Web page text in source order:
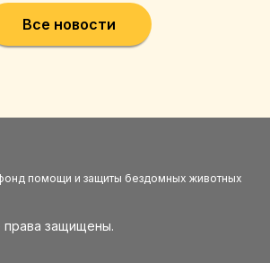
Все новости
помощи и защиты бездомных животных
защищены.